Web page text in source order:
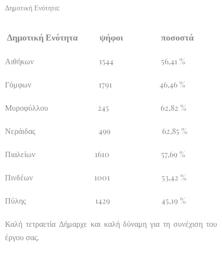
Δημοτική Ενότητα:
Δημοτική Ενότητα ψήφοι ποσοστά
Αιθήκων 1544 56,41 %
Γόμφων 1791 46,46 %
Μυροφύλλου 245 62,82 %
Νεράιδας 499 62,85 %
Πιαλείων 1610 57,69 %
Πινδέων 1001 53,42 %
Πύλης 1429 45,19 %
Καλή τετραετία Δήμαρχε και καλή δύναμη για τη συνέχιση του
έργου σας.